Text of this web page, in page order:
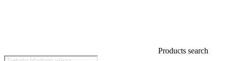
Products search